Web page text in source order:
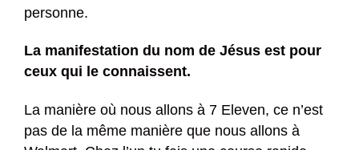
personne.
La manifestation du nom de Jésus est pour
ceux qui le connaissent.
La manière où nous allons à 7 Eleven, ce n’est
pas de la même manière que nous allons à